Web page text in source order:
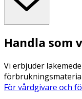
Handla som
Vi erbjuder
För vårdgivare och